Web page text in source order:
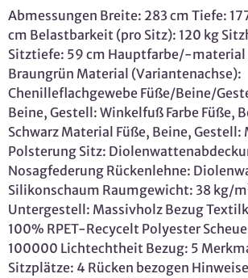
Abmessungen Breite: 283 cm Tiefe:
cm Belastbarkeit (pro Sitz): 120 kg
Sitztiefe: 59 cm Hauptfarbe/-material
Braungrün Material (Variantenachse):
Chenilleflachgewebe Füße/Beine/
Beine, Gestell: Winkelfuß Farbe Füße,
Schwarz Material Füße, Beine, Gestell:
Polsterung Sitz:
Nosagfederung Rückenlehne:
Silikonschaum Raumgewicht: 38 kg/
Untergestell: Massivholz Bezug
100% RPET-Recycelt Polyester
100000 Lichtechtheit Bezug: 5
Sitzplätze: 4 Rücken bezogen